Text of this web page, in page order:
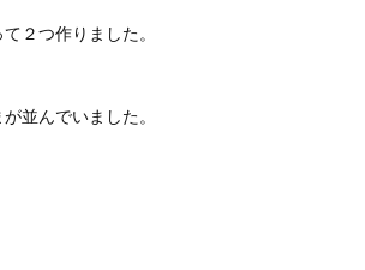
２つ作りました。
並んでいました。